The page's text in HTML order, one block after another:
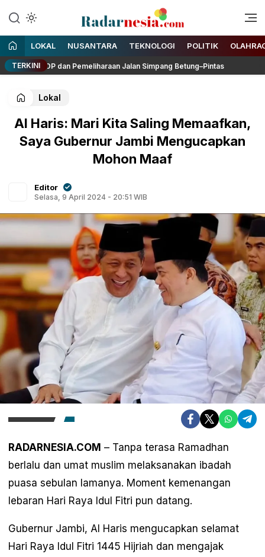
Radarnesia
Enak Dibaca
LOKAL NUSANTARA TEKNOLOGI POLITIK
TERKINI
RDP dan Pemeliharaan Jalan Simpang Betung–Pintas
Lokal
Al Haris: Mari Kita Saling Memaafkan,
Saya Gubernur Jambi Mengucapkan
Mohon Maaf
Editor
Selasa, 9 April 2024 - 20:51 WIB
RADARNESIA.COM – Tanpa terasa Ramadhan
berlalu dan umat muslim melaksanakan ibadah
puasa sebulan lamanya. Moment kemenangan
lebaran Hari Raya Idul Fitri pun datang.
Gubernur Jambi, Al Haris mengucapkan selamat
Hari Raya Idul Fitri 1445 Hijriah dan mengajak